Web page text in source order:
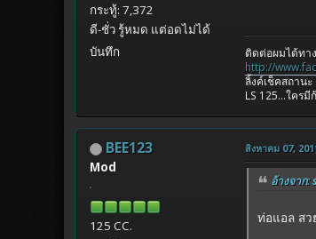
กระทู้: 7,372
ดี-ชั่ว รู้หมด แต่อดไม่ได้
บันทึก
ติดต่อผมได้ทา
http://
ลิ้งค์เช็คสถานะ
LS 125...ใคร
BEE123
Mod
125 CC.
สิงหาคม 07,
อ้างจาก:
ท่อแอล สว